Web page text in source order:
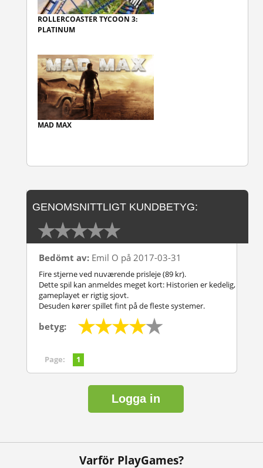
ROLLERCOASTER TYCOON 3:
PLATINUM
MAD MAX
GENOMSNITTLIGT KUNDBETYG:
Bedömt av: Emil O på 2017-03-31
Fire stjerne ved nuværende prisleje (89 kr).
Dette spil kan anmeldes meget kort: Historien er kedelig,
gameplayet er rigtig sjovt.
Desuden kører spillet fint på de fleste systemer.
betyg:
Page: 1
Logga in
Varför PlayGames?